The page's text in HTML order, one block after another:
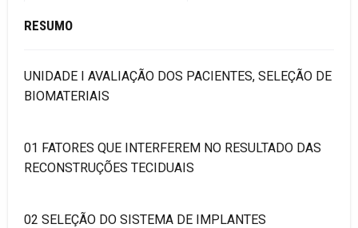
RESUMO
UNIDADE I AVALIAÇÃO DOS PACIENTES, SELEÇÃO DE
BIOMATERIAIS
01 FATORES QUE INTERFEREM NO RESULTADO DAS
RECONSTRUÇÕES TECIDUAIS
02 SELEÇÃO DO SISTEMA DE IMPLANTES